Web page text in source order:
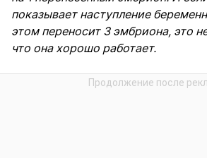
показывает наступление
этом переносит 3 эмбриона, это
что она хорошо работает.